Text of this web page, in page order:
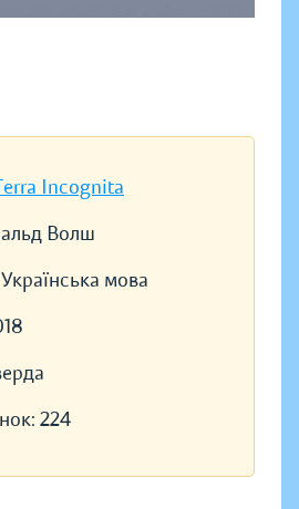
Incognita
Волш
Українська мова
224